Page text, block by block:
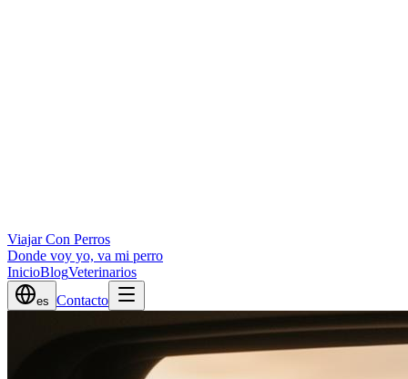
Viajar Con Perros
Donde voy yo, va mi perro
InicioBlogVeterinarios
es Contacto